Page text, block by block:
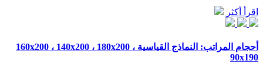
اقرأ أكثر
أحجام المراتب: النماذج القياسية 160x200 ، 140x200 ، 180x200 ،
90x190